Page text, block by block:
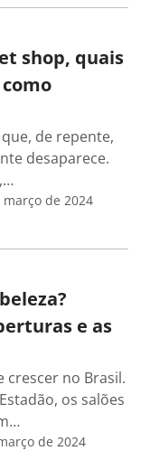
shop, quais
de repente,
desaparece.
março de 2024
e as
crescer no Brasil.
os salões
de 2024